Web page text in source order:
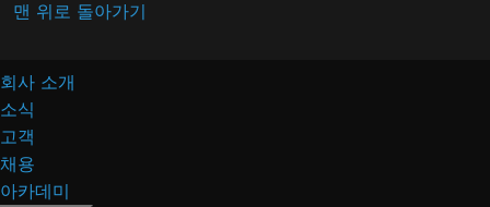
맨 위로 돌아가기
회사 소개
소식
고객
채용
아카데미